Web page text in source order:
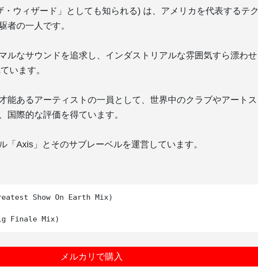
・ウィザード」としても知られる) は、アメリカを代表するテク
者の一人です。
ルなサウンドを追求し、インダストリアルな雰囲気すら漂わせ
います。
能あるアーティストの一員として、世界中のクラブやアートス
国際的な評価を得ています。
「Axis」とそのサブレーベルを運営しています。
Show On Earth Mix)
メルカリで購入